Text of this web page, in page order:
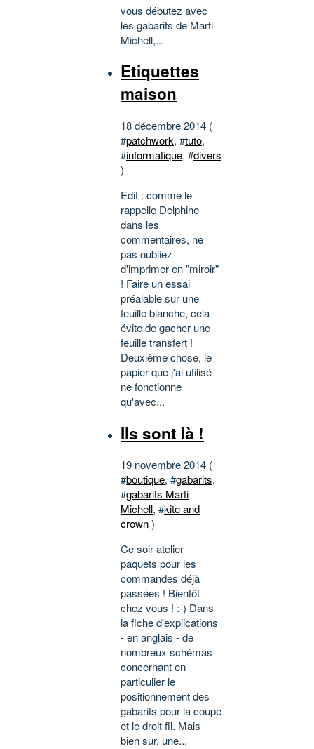
vous débutez avec
les gabarits de Marti
Michell,...
Etiquettes
maison
18 décembre 2014 (
#patchwork, #tuto,
#informatique, #divers
)
Edit : comme le
rappelle Delphine
dans les
commentaires, ne
pas oubliez
d'imprimer en "miroir"
! Faire un essai
préalable sur une
feuille blanche, cela
évite de gacher une
feuille transfert !
Deuxième chose, le
papier que j'ai utilisé
ne fonctionne
qu'avec...
Ils sont là !
19 novembre 2014 (
#boutique, #gabarits,
#gabarits Marti
Michell, #kite and
crown)
Ce soir atelier
paquets pour les
commandes déjà
passées ! Bientôt
chez vous ! :-) Dans
la fiche d'explications
- en anglais - de
nombreux schémas
concernant en
particulier le
positionnement des
gabarits pour la coupe
et le droit fil. Mais
bien sur, une...